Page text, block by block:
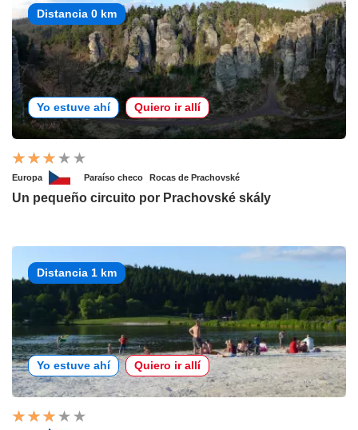
Distancia 0 km
Yo estuve ahí Quiero ir allí
Europa Paraíso checo Rocas de Prachovské
Un pequeño circuito por Prachovské skály
Distancia 1 km
Yo estuve ahí Quiero ir allí